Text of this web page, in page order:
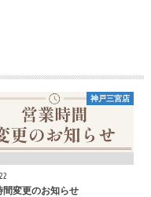
神戸三宮店
間変更のお知らせ